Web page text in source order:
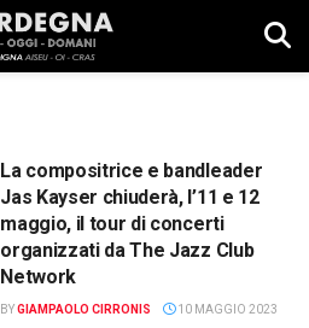
La compositrice e bandleader
Jas Kayser chiuderà, l’11 e 12
maggio, il tour di concerti
organizzati da The Jazz Club
Network
BYGIAMPAOLO CIRRONIS
10 MAGGIO 2023